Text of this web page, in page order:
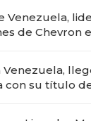
Venezuela,
de Chevron
Venezuela,
con su título